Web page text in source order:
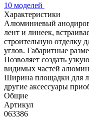
10 моделей
Характеристики
Алюминиевый
лент и линеек,
строительную отделку
углов. Габаритные
Позволяет создать
видимых частей
Ширина площадки для
другие аксессуары
Общие
Артикул
063386